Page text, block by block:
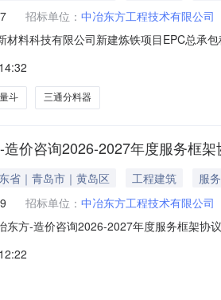
招标单位： 中冶东方工程技术有限公司
材料科技有限公司新建炼铁项目EPC总承
辖区询价通知书编码:20260715617询价通
斗 三通分料器
造价咨询2026-2027年度服务框
省｜青岛市｜黄岛区 工程建筑
服务
招标单位： 中冶东方工程技术有限公司
东方-造价咨询2026-2027年度服务框架
司,山东建智达工程项目管理有限公司上